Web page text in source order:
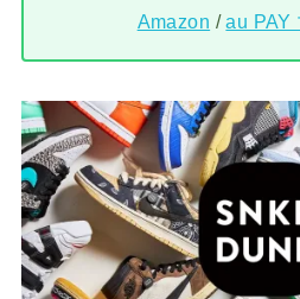
Amazon /au PAY